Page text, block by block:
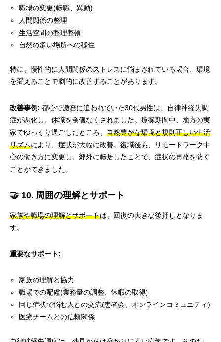
職場の変更(転職、異動)
人間関係の整理
生活空間の整理整頓
自然の多い場所への移住
特に、慢性的に人間関係のストレスに悩まされている場合、環境
を変えることで劇的に改善することがあります。
改善事例: 都心で激務に追われていた30代男性は、自律神経失調
症が悪化し、休職を余儀なくされました。療養期間中、地方の実
家でゆっくり過ごしたところ、 自然豊かな環境と規則正しい生活
リズムにより、症状が大幅に改善。復職後も、リモートワーク中
心の働き方に変更し、郊外に転居したことで、症状の再発を防ぐ
ことができました。
🤝 10. 周囲の理解とサポート
家族や職場の理解とサポートは、回復の大きな後押しとなりま
す。
重要なサポート:
家族の理解と協力
職場での配慮(業務量の調整、休暇の取得)
同じ症状で悩む人との交流(患者会、オンラインコミュニティ)
医療チームとの信頼関係